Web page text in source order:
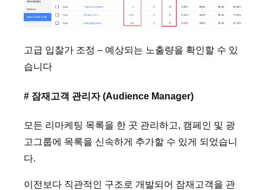
고급 입찰가 조정 – 예상되는 노출량을 확인할 수 있
습니다
# 잠재고객 관리자 (Audience Manager)
모든 리마케팅 목록을 한 곳 관리하고, 캠페인 및 광
고그룹에 목록을 신속하게 추가할 수 있게 되었습니
다.
이전보다 직관적인 구조로 개발되어 잠재고객을 관